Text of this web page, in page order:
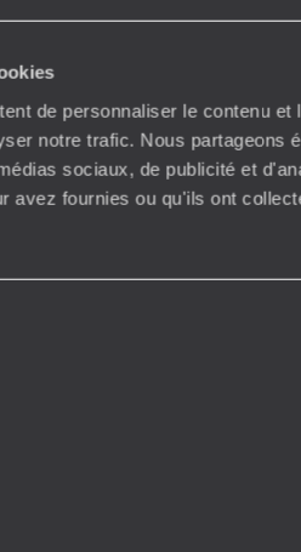
de personnaliser le contenu
notre trafic. Nous partageons
sociaux, de publicité et
avez fournies ou qu'ils ont
voyageursdumonde.be
voyageursdumonde.ch/de
voyageursdumonde.ca
voyageursdumonde.com
originaltravel.co.uk